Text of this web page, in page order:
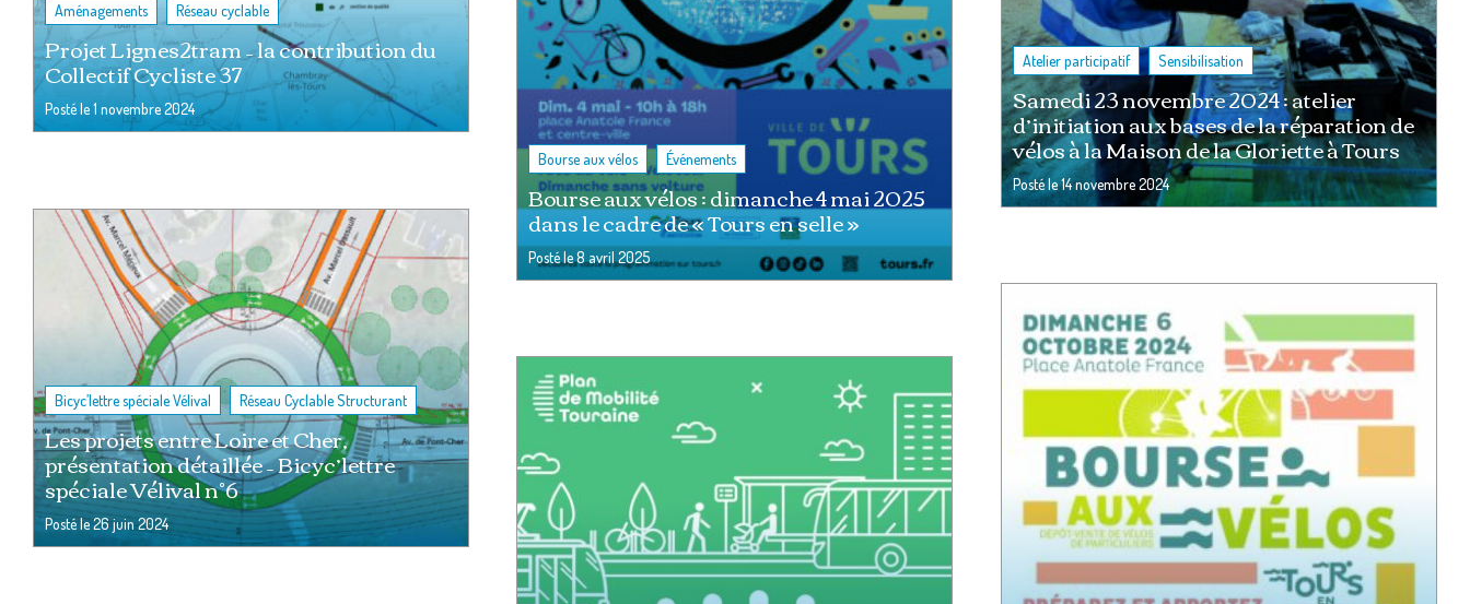
Bourse aux vélos , Événements
Bourse aux vélos : dimanche 4 mai 2025
dans le cadre de « Tours en selle »
Posté le8 avril 2025
Atelier participatif , Sensibilisation
Samedi 23 novembre 2024 : atelier
d’initiation aux bases de la réparation de
vélos à la Maison de la Gloriette à Tours
Posté le14 novembre 2024
Aménagements Réseau cyclable
Projet Lignes2tram – la contribution du
Collectif Cycliste 37
Posté le1 novembre 2024
Bicyc’lettre spéciale Vélival , Réseau Cyclable Structurant
Les projets entre Loire et Cher,
présentation détaillée – Bicyc’lettre
spéciale Vélival n°6
Posté le26 juin 2024